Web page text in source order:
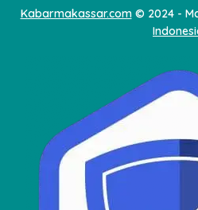
Kabarmakassar.com© 2024 -